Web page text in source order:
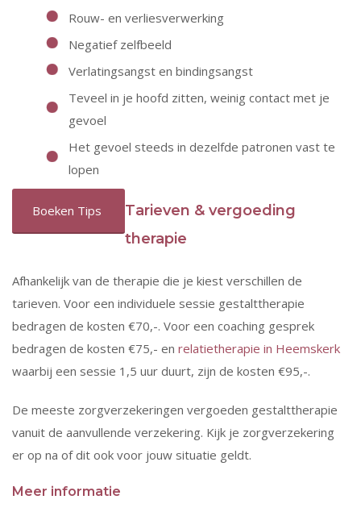
Rouw- en verliesverwerking
Negatief zelfbeeld
Verlatingsangst en bindingsangst
Teveel in je hoofd zitten, weinig contact met je
gevoel
Het gevoel steeds in dezelfde patronen vast te
lopen
Boeken Tips
Tarieven & vergoeding
therapie
Afhankelijk van de therapie die je kiest verschillen de
tarieven. Voor een individuele sessie gestalttherapie
bedragen de kosten €70,-. Voor een coaching gesprek
bedragen de kosten €75,- en relatietherapie in Heemskerk
waarbij een sessie 1,5 uur duurt, zijn de kosten €95,-.
De meeste zorgverzekeringen vergoeden gestalttherapie
vanuit de aanvullende verzekering. Kijk je zorgverzekering
er op na of dit ook voor jouw situatie geldt.
Meer informatie